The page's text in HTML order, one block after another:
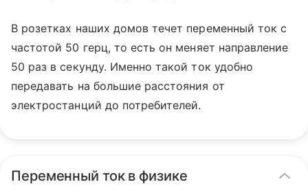
В розетках наших домов течет переменный ток с
частотой 50 герц, то есть он меняет направление
50 раз в секунду. Именно такой ток удобно
передавать на большие расстояния от
электростанций до потребителей.
Переменный ток в физике